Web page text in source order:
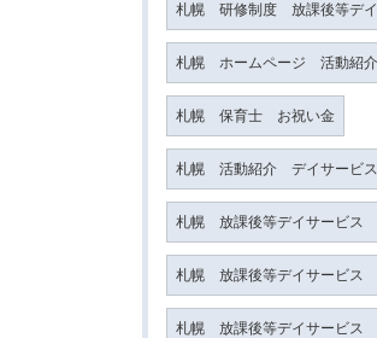
札幌 研修制度 放課後等デイ
札幌 ホームページ 活動紹介
札幌 保育士 お祝い金
札幌 活動紹介 デイサービス
札幌 放課後等デイサービス
札幌 放課後等デイサービス
札幌 放課後等デイサービス